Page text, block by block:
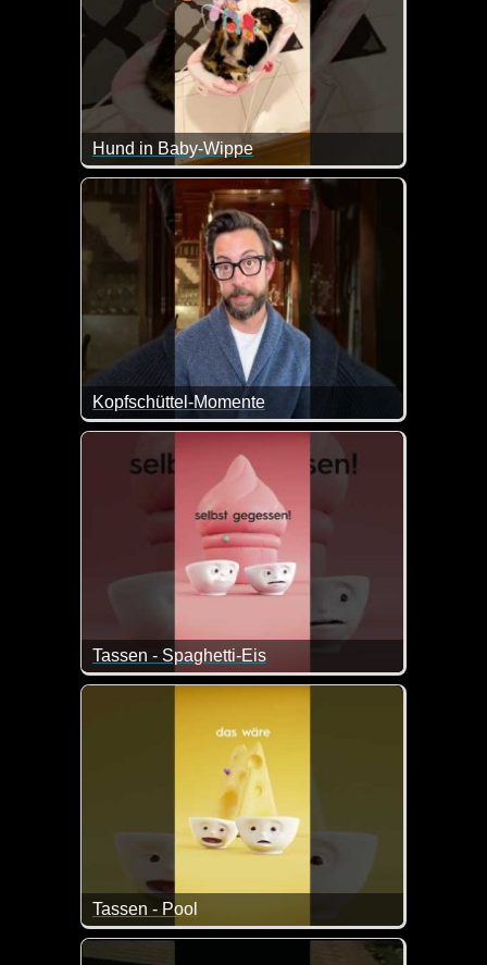
Hund in Baby-Wippe
Das ideale Spielparadies für den Welpen.
Kopfschüttel-Momente
Hier kann man doch mal wieder nur noch den Kopf
Tassen - Spaghetti-Eis
Sowas soll schon mal vorkommen ;-)
Tassen - Pool
Was hat denn der Poolboy geraucht? ;-)